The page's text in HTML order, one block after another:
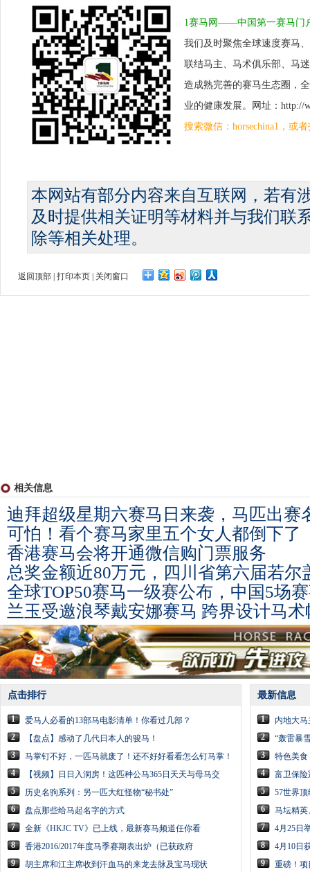
1赛马网——中国第一赛马门
我们及时聚焦全球速度赛马
联结马主、马术俱乐部、马
造成熟完善的赛马生态圈，
业的健康发展。网址：http://
搜索微信：horsechina1，或
本网站有部分内容来自互联网，若有
及时提供相关证明等材料并与我们联
除等相关处理。
返回顶部 打印本页 关闭窗口
相关信息
迪拜超级星期六赛马日来袭，马匹出赛
可怕！看个赛马家里五个女人都倒下了
香港赛马会将开通微信购门票服务
总奖金额近80万元，四川省第六届若尔
全球TOP50赛马一级赛公布，中国5场
兰玉受邀浪琴戴安娜赛马 跨界设计马术
点击排行
1
爱马人必看的13部马电影清单！你看过几部？
2
【盘点】感动了几代日本人的骏马！
3
马掌钉不好，一匹马就废了！还不好好看看怎么钉马掌！
4
【视频】日日入洞房！这匹种公马365日天天与母马交
5
历史名驹系列：另一匹大红怪物“秘书处”
6
盘点那些给马起名字的方式
7
全新《HKJC TV》已上线，最新赛马频道任你看
8
香港2016/2017年度马季赛期表出炉（已获政府
9
胡主席和江主席收到汗血马的来龙去脉及宝马现状
最新信息
1
内地大
2
“轰雷暴
3
特色美食
4
富卫保险
5
57世界
6
马坛精英
7
4月25日
8
4月10日
9
重磅！项